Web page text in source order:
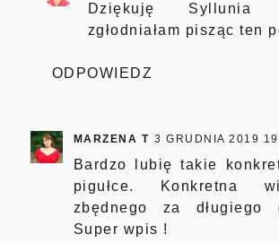
Dziękuję
zgłodniałam pisząc ten
ODPOWIEDZ
MARZENA T 3 GRUDNIA 2019
Bardzo lubię takie
pigułce. Konkretna
zbędnego za długiego
Super wpis !